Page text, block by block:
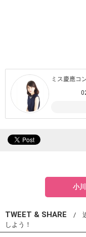
ミス慶應コ
小
TWEET & SHARE / 近
しよう！